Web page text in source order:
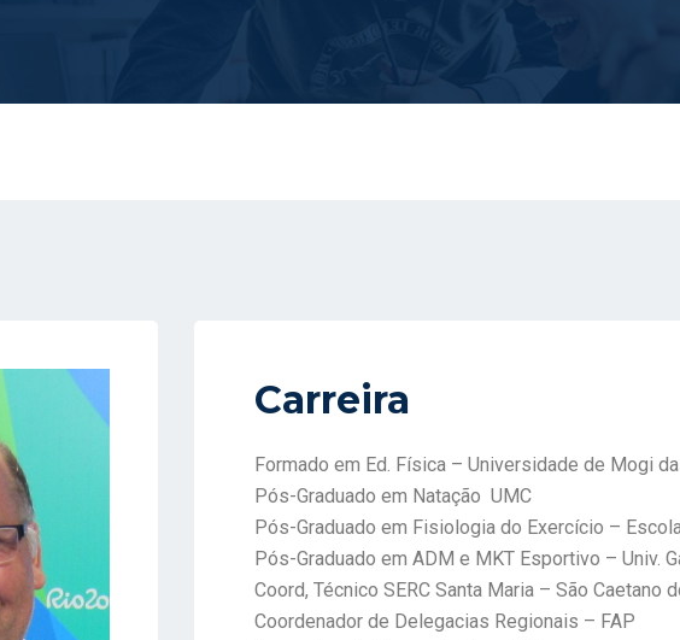
Carreira
Formado em Ed. Física – Universidade de Mogi
Pós-Graduado em Natação UMC
Pós-Graduado em Fisiologia do Exercício –
Pós-Graduado em ADM e MKT Esportivo – Univ.
Coord, Técnico SERC Santa Maria – São Caetano
Coordenador de Delegacias Regionais – FAP